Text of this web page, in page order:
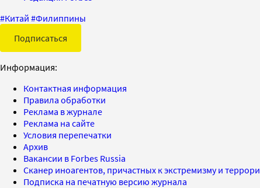
#Китай #Филиппины
Подписаться
Информация:
Контактная информация
Правила обработки
Реклама в журнале
Реклама на сайте
Условия перепечатки
Архив
Вакансии в Forbes Russia
Сканер иноагентов, причастных к экстремизму и
Подписка на печатную версию журнала